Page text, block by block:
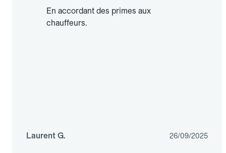
En accordant des primes aux
chauffeurs.
Laurent G. 26/09/2025